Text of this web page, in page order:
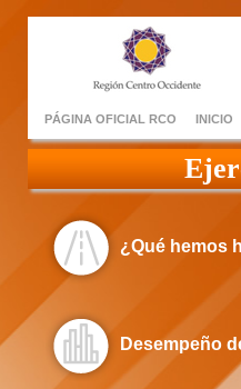
PÁGINA OFICIAL RCO INICIO
¿Qué hemos
Desempeño